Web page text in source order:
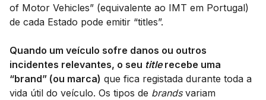
of Motor Vehicles” (equivalente ao IMT em Portugal)
de cada Estado pode emitir “titles”.
Quando um veículo sofre danos ou outros
incidentes relevantes, o seu titlerecebe uma
“brand” (ou marca) que fica registada durante toda a
vida útil do veículo. Os tipos de brandsvariam